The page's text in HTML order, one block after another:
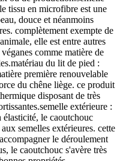
tissu en microfibre est une
douce et néanmoins
complètement exempte de
elle est entre autres
comme matière de
du lit de pied :
première renouvelable
du chêne liège. ce produit
disposant de très
extérieure :
le caoutchouc
semelles extérieures. cette
le déroulement
le caoutchouc s'avère très